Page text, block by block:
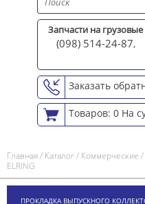
Запчасти на грузовые
(098) 514-24-87,
Заказать
Товаров: 0 На
Главная/ Каталог/ Коммерческие /
ELRING
ПРОКЛАДКА ВЫПУСКНОГО